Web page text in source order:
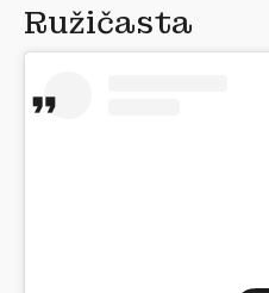
Ružičasta